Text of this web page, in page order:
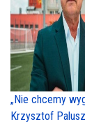
„Nie chcemy
Krzysztof